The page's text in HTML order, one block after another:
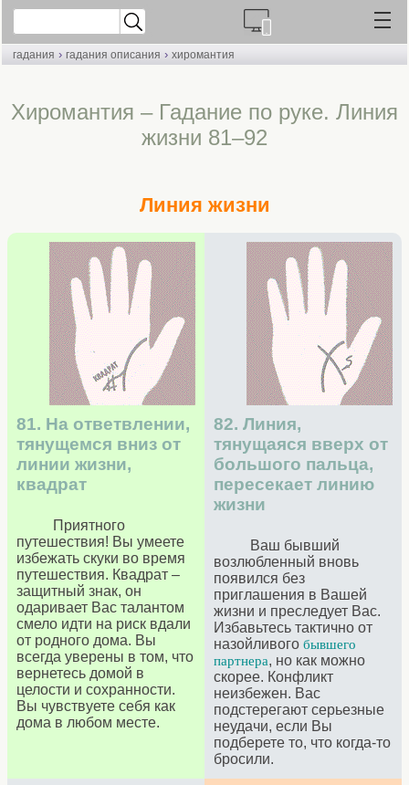
гадания › гадания описания › хиромантия
Хиромантия – Гадание по руке. Линия
жизни 81–92
Линия жизни
81. На ответвлении,
тянущемся вниз от
линии жизни,
квадрат
Приятного
путешествия! Вы умеете
избежать скуки во время
путешествия. Квадрат –
защитный знак, он
одаривает Вас талантом
смело идти на риск вдали
от родного дома. Вы
всегда уверены в том, что
вернетесь домой в
целости и сохранности.
Вы чувствуете себя как
дома в любом месте.
82. Линия,
тянущаяся вверх от
большого пальца,
пересекает линию
жизни
Ваш бывший
возлюбленный вновь
появился без
приглашения в Вашей
жизни и преследует Вас.
Избавьтесь тактично от
назойливого бывшего
партнера, но как можно
скорее. Конфликт
неизбежен. Вас
подстерегают серьезные
неудачи, если Вы
подберете то, что когда-то
бросили.